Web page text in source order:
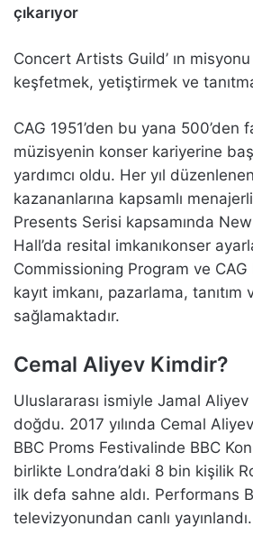
çıkarıyor
Concert Artists Guild’ ın
keşfetmek, yetiştirmek ve
CAG 1951’den bu yana 500’den
müzisyenin konser kariyerine
yardımcı oldu. Her yıl
kazananlarına kapsamlı
Presents Serisi kapsamında
Hall’da resital imkanıkonser
Commissioning Program ve
kayıt imkanı, pazarlama,
sağlamaktadır.
Cemal Aliyev Kimdir?
Uluslararası ismiyle Jamal Aliyev
doğdu. 2017 yılında Cemal
BBC Proms Festivalinde BBC
birlikte Londra’daki 8 bin kişilik
ilk defa sahne aldı. Performans
televizyonundan canlı yayınlandı.